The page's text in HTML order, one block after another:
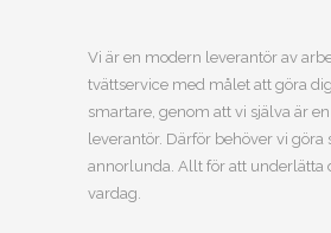
Vi är en modern leverantör av
tvättservice med målet att göra
smartare, genom att vi själva är en
leverantör. Därför behöver vi göra
annorlunda. Allt för att underlätta
vardag.